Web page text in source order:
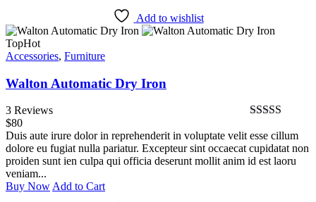
Add to wishlist
TopHot
Accessories, Furniture
Walton Automatic Dry Iron
mit4.33
von 5
3 Reviews
$80
Duis aute irure dolor in reprehenderit in voluptate velit esse cillum
dolore eu fugiat nulla pariatur. Excepteur sint occaecat cupidatat non
proiden sunt ien culpa qui officia deserunt mollit anim id est laoru
veniam...
Buy NowAdd to Cart